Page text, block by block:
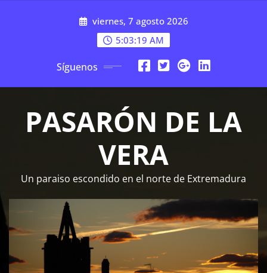
viernes, 7 agosto 2026
5:03:19 AM
Síguenos
PASARÓN DE LA
VERA
Un paraiso escondido en el norte de Extremadura